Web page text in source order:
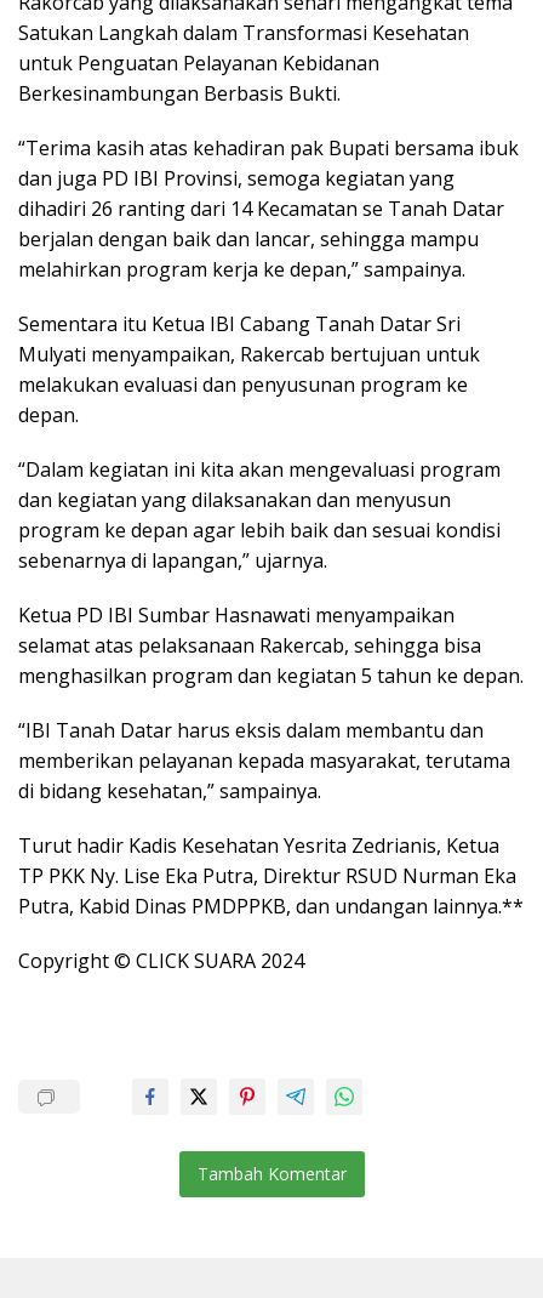
Satukan Langkah dalam Transformasi Kesehatan
untuk Penguatan Pelayanan Kebidanan
Berkesinambungan Berbasis Bukti.
“Terima kasih atas kehadiran pak Bupati bersama ibuk
dan juga PD IBI Provinsi, semoga kegiatan yang
dihadiri 26 ranting dari 14 Kecamatan se Tanah Datar
berjalan dengan baik dan lancar, sehingga mampu
melahirkan program kerja ke depan,” sampainya.
Sementara itu Ketua IBI Cabang Tanah Datar Sri
Mulyati menyampaikan, Rakercab bertujuan untuk
melakukan evaluasi dan penyusunan program ke
depan.
“Dalam kegiatan ini kita akan mengevaluasi program
dan kegiatan yang dilaksanakan dan menyusun
program ke depan agar lebih baik dan sesuai kondisi
sebenarnya di lapangan,” ujarnya.
Ketua PD IBI Sumbar Hasnawati menyampaikan
selamat atas pelaksanaan Rakercab, sehingga bisa
menghasilkan program dan kegiatan 5 tahun ke depan.
“IBI Tanah Datar harus eksis dalam membantu dan
memberikan pelayanan kepada masyarakat, terutama
di bidang kesehatan,” sampainya.
Turut hadir Kadis Kesehatan Yesrita Zedrianis, Ketua
TP PKK Ny. Lise Eka Putra, Direktur RSUD Nurman Eka
Putra, Kabid Dinas PMDPPKB, dan undangan lainnya.**
Copyright © CLICK SUARA 2024
Tambah Komentar